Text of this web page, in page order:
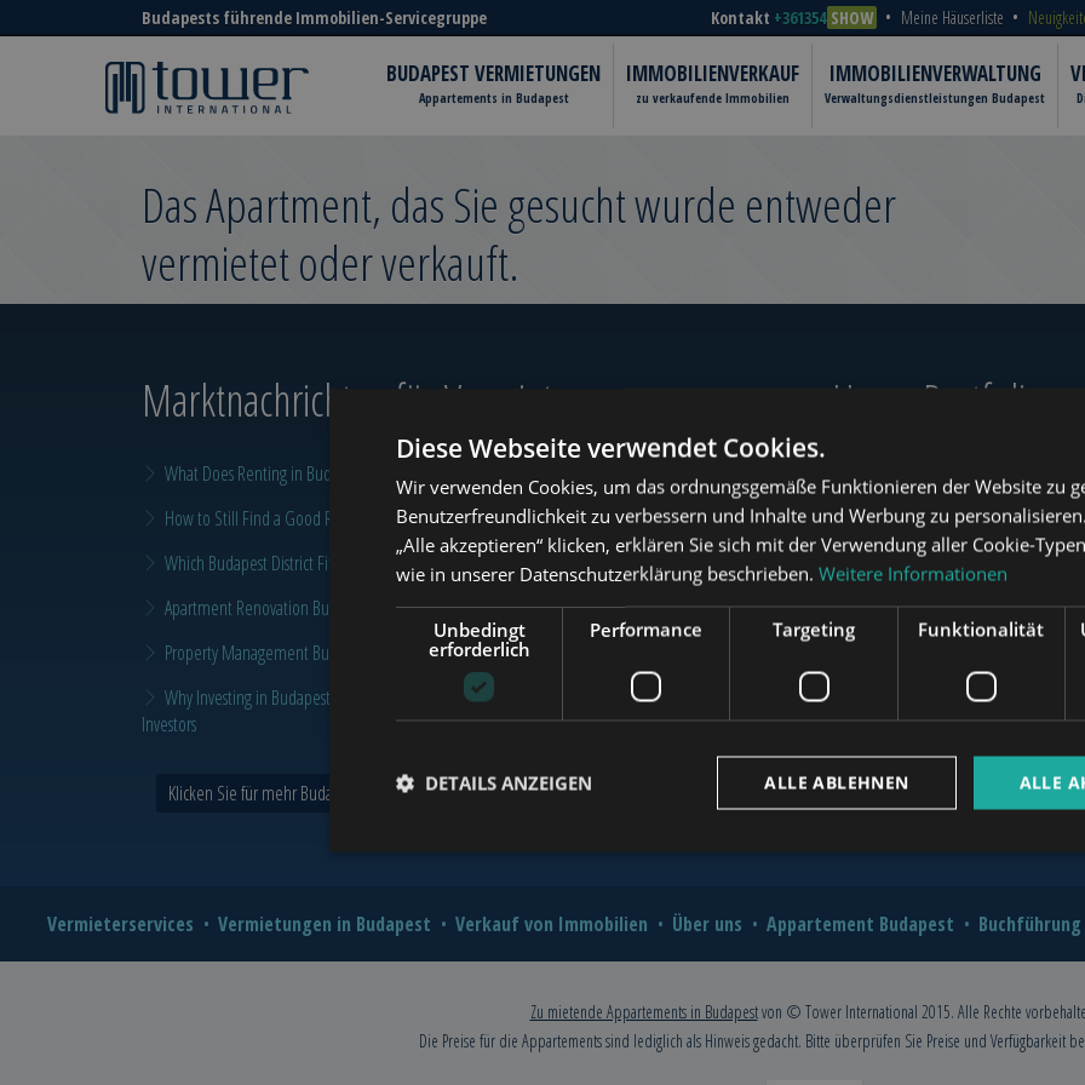
Budapests führende Immobilien-Servicegruppe Kontakt +361354 SHOW Meine Häuserliste
BUDAPEST VERMIETUNGEN
Appartements in Budapest
IMMOBILIENVERKAUF
zu verkaufende Immobilien
IMMOBILIENVERWALTUNG
Verwaltungsdienstleistungen Budapest
Das Apartment, das Sie gesucht wurde entweder
vermietet oder verkauft.
Marktnachrichten für Vermieter‎
What Does Renting in Budapest Really Cost?
How to Still Find a Good Rental in Budapest at the End of August
Which Budapest District Fits Which Property Investor in 2026?
Apartment Renovation Budapest: How to Plan a Smarter Renovation for Value and Comfort
Property Management Budapest: When Does It Make Sense to Hire a Professional?
Why Investing in Budapest Real Estate is a Smart Move in 2026: A Comprehensive Guide for
Investors
Klicken Sie für mehr Budapest und Tower Nachrichten >
Unser Portfolio
www.tower-investments.com
www.mybudapesthome.com
Vermieterservices Vermietungen in Budapest Verkauf von Immobilien Über uns Appartement Budapest
Zu mietende Appartements in Budapestvon © Tower International 2015. Alle Rechte
Die Preise für die Appartements sind lediglich als Hinweis gedacht. Bitte überprüfen Sie Preise und Verfügbarkeit
Diese Webseite verwendet Cookies.
Wir verwenden Cookies, um das ordnungsgemäße Funktionieren der Website zu
Benutzerfreundlichkeit zu verbessern und Inhalte und Werbung zu
„Alle akzeptieren“ klicken, erklären Sie sich mit der Verwendung aller Cookie-
wie in unserer Datenschutzerklärung beschrieben. Weitere Informationen
Unbedingt
erforderlich
Performance Targeting Funktionalität
ALLE
ALLE ABLEHNEN
DETAILS ANZEIGEN